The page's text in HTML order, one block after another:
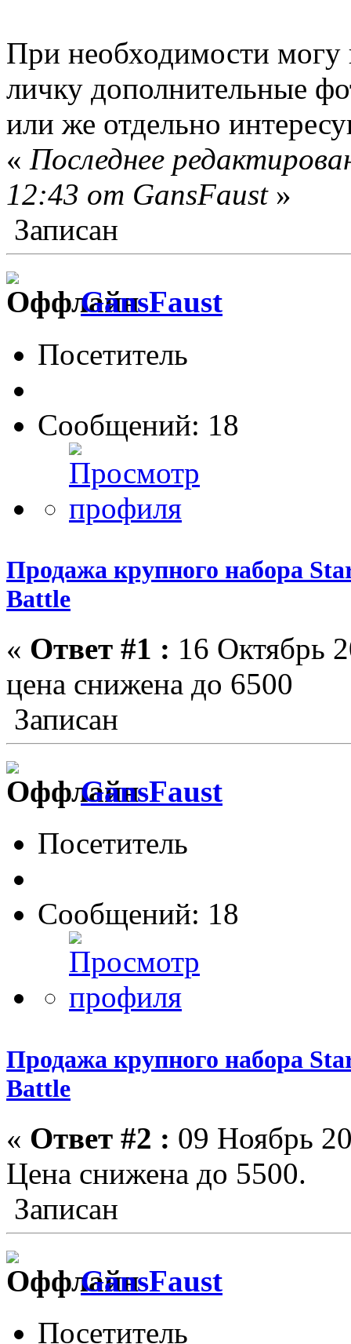
При необходимости могу
личку дополнительные
или же отдельно
« Последнее
12:43 от GansFaust»
Записан
GansFaust
Посетитель
Сообщений: 18
Продажа крупного набора
Battle
« Ответ #1 : 16 Октябрь
цена снижена до 6500
Записан
GansFaust
Посетитель
Сообщений: 18
Продажа крупного набора
Battle
« Ответ #2 : 09 Ноябрь
Цена снижена до 5500.
Записан
GansFaust
Посетитель